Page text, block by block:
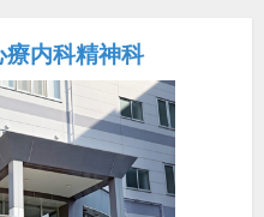
療内科精神科